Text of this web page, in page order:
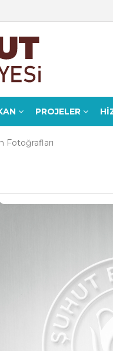
PROJELER
Fotoğrafları